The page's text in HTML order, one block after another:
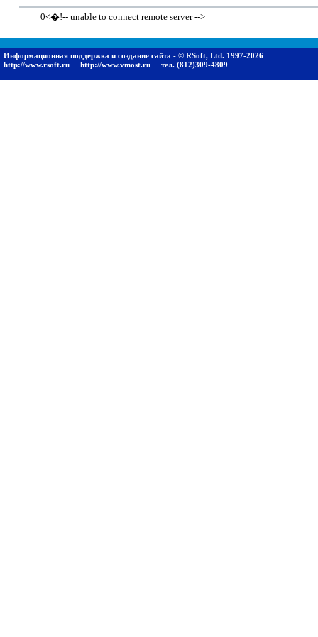
0<�!-- unable to connect remote server -->
Информационная поддержка и создание сайта - © RSoft, Ltd. 1997-2026
http://www.rsoft.ru
http://www.vmost.ru тел. (812)309-4809